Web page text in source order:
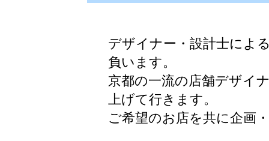
デザイナー・設計士によ
負います。
京都の一流の店舗デザイ
上げて行きます。
ご希望のお店を共に企画